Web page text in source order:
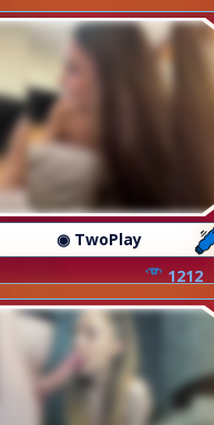
◉ TwoPlay
1212